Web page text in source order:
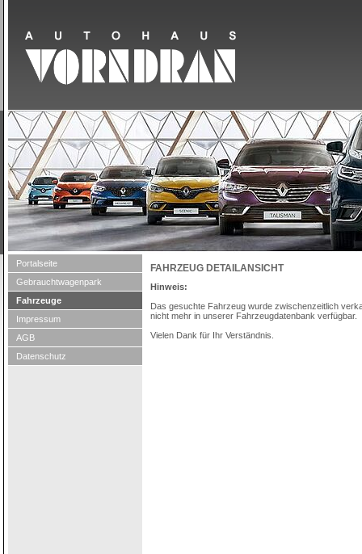
Portalseite
Gebrauchtwagenpark
Fahrzeuge
Impressum
AGB
Datenschutz
FAHRZEUG DETAILANSICHT
Hinweis:
Das gesuchte Fahrzeug wurde zwischenzeitlich
nicht mehr in unserer Fahrzeugdatenbank verfügbar.
Vielen Dank für Ihr Verständnis.